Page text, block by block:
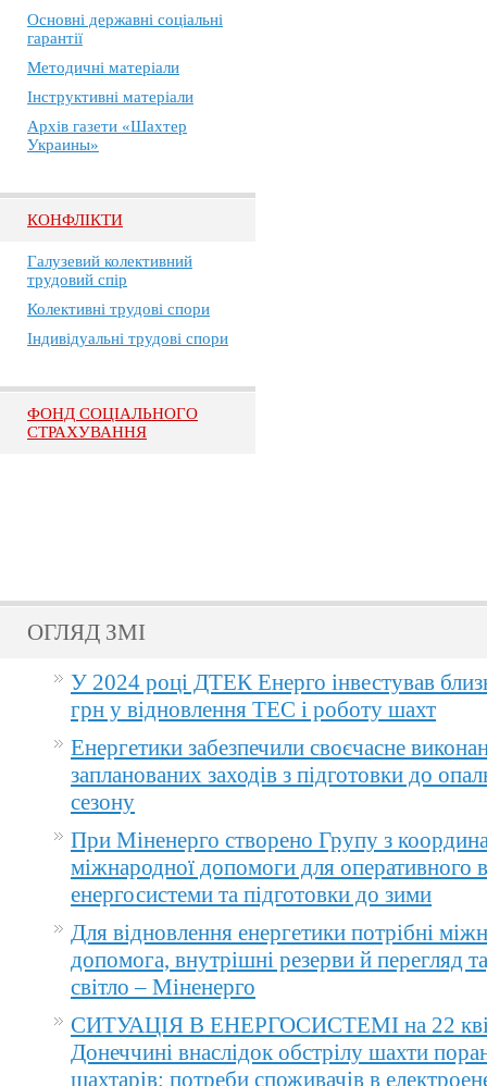
Основні державні соціальні
гарантії
Методичні матеріали
Інструктивні матеріали
Архів газети «Шахтер
Украины»
КОНФЛІКТИ
Галузевий колективний
трудовий спір
Колективні трудові спори
Індивідуальні трудові спори
ФОНД СОЦІАЛЬНОГО
СТРАХУВАННЯ
ОГЛЯД ЗМІ
У 2024 році ДТЕК Енерго інвестував
грн у відновлення ТЕС і роботу шахт
Енергетики забезпечили своєчасне
запланованих заходів з підготовки до
сезону
При Міненерго створено Групу з
міжнародної допомоги для оперативного
енергосистеми та підготовки до зими
Для відновлення енергетики потрібні
допомога, внутрішні резерви й перегляд
світло – Міненерго
СИТУАЦІЯ В ЕНЕРГОСИСТЕМІ на 22
Донеччині внаслідок обстрілу шахти
шахтарів; потреби споживачів в